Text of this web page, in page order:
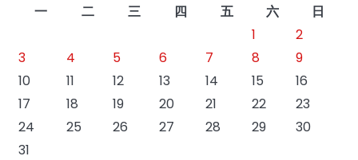
一
二 三 四 五 六
日
1
2
3
4 5 6 7 8
9
10
11 12 13 14 15
16
17
18 19 20 21 22
23
24
25 26 27 28 29
30
31